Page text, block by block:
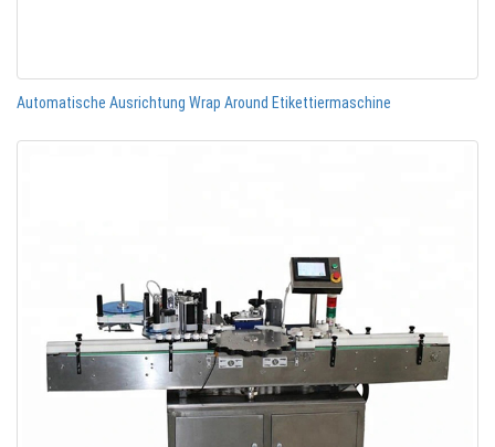
Automatische Ausrichtung Wrap Around Etikettiermaschine